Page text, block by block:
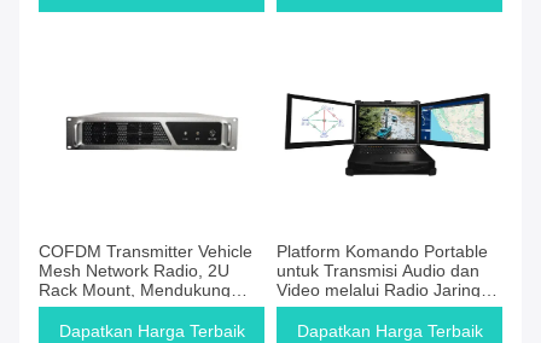
COFDM Transmitter Vehicle
Mesh Network Radio, 2U
Rack Mount, Mendukung
Komunikasi Wireless Tanpa
Gateway Pusat
Dapatkan Harga Terbaik
Platform Komando Portable
untuk Transmisi Audio dan
Video melalui Radio Jaringan
Ad Hoc
Dapatkan Harga Terbaik